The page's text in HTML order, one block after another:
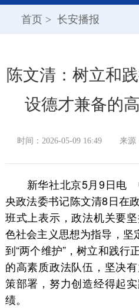
首页 > 长安播报
陈文清：树立和
设德才兼备的
时间：2026-05-09 16:49 来源
新华社北京5月9日电
央政法委书记陈文清8日在
班式上表示，政法机关要
色社会主义思想为指导，坚
到“两个维护”，树立和践行
的高素质政法队伍，坚决
策部署，努力创造经得起
绩。